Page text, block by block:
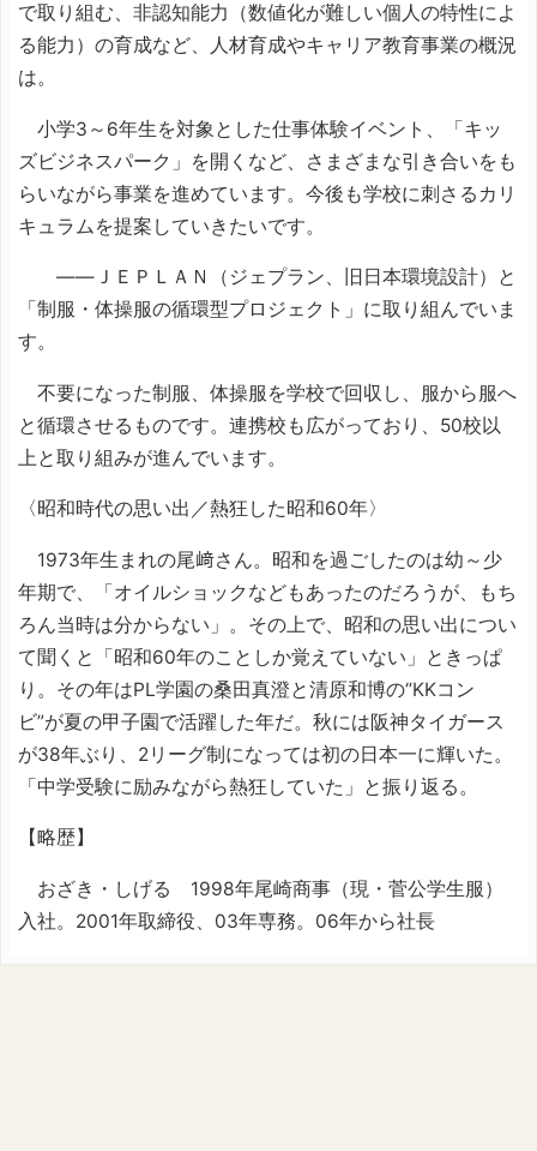
で取り組む、非認知能力（数値化が難しい個人の特性によ
る能力）の育成など、人材育成やキャリア教育事業の概況
は。
小学3～6年生を対象とした仕事体験イベント、「キッ
ズビジネスパーク」を開くなど、さまざまな引き合いをも
らいながら事業を進めています。今後も学校に刺さるカリ
キュラムを提案していきたいです。
――ＪＥＰＬＡＮ（ジェプラン、旧日本環境設計）と
「制服・体操服の循環型プロジェクト」に取り組んでいま
す。
不要になった制服、体操服を学校で回収し、服から服へ
と循環させるものです。連携校も広がっており、50校以
上と取り組みが進んでいます。
〈昭和時代の思い出／熱狂した昭和60年〉
1973年生まれの尾﨑さん。昭和を過ごしたのは幼～少
年期で、「オイルショックなどもあったのだろうが、もち
ろん当時は分からない」。その上で、昭和の思い出につい
て聞くと「昭和60年のことしか覚えていない」ときっぱ
り。その年はPL学園の桑田真澄と清原和博の“KKコン
ビ”が夏の甲子園で活躍した年だ。秋には阪神タイガース
が38年ぶり、2リーグ制になっては初の日本一に輝いた。
「中学受験に励みながら熱狂していた」と振り返る。
【略歴】
おざき・しげる 1998年尾崎商事（現・菅公学生服）
入社。2001年取締役、03年専務。06年から社長